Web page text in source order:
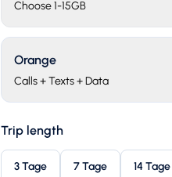
Choose 1-15GB
Orange
Calls + Texts + Data
Trip length
3 Tage 7 Tage 14 Tage